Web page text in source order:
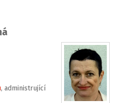
, administrující